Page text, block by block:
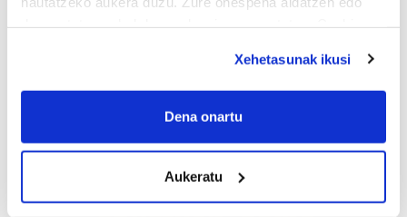
If you allow, we would also like to:
Collect information about your geographical
meters
Identify your device by actively scanning it for
specific characteristics (fingerprinting)
Xehetasunak ikusi
Dena onartu
Aukeratu